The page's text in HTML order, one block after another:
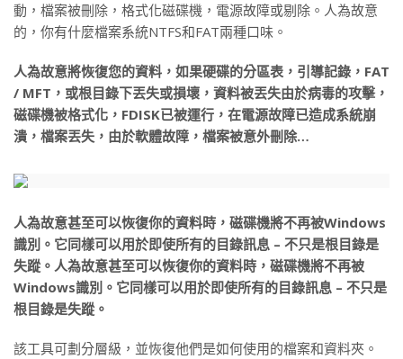
動，檔案被刪除，格式化磁碟機，電源故障或剔除。人為故意
的，你有什麼檔案系統NTFS和FAT兩種口味。
人為故意將恢復您的資料，如果硬碟的分區表，引導記錄，FAT
/ MFT，或根目錄下丟失或損壞，資料被丟失由於病毒的攻擊，
磁碟機被格式化，FDISK已被運行，在電源故障已造成系統崩
潰，檔案丟失，由於軟體故障，檔案被意外刪除…
人為故意甚至可以恢復你的資料時，磁碟機將不再被Windows
識別。它同樣可以用於即使所有的目錄訊息 – 不只是根目錄是
失蹤。人為故意甚至可以恢復你的資料時，磁碟機將不再被
Windows識別。它同樣可以用於即使所有的目錄訊息 – 不只是
根目錄是失蹤。
該工具可劃分層級，並恢復他們是如何使用的檔案和資料夾。